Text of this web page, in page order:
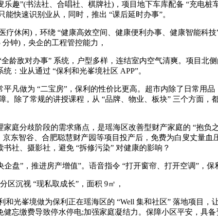
趣”(书法社、合唱社、棋牌社)，项目地下车库配备 “充电桩
快速识别业从，同时，推出 “课后延时办事”。
闲)，环绕 “健康高效空间、健康便利办事、健康智能科技
钟)，央企的工程管控能力，
对办事” 系统，户型多样，连结室内空气清爽。项目北侧
：业从通过 “保利和光峯境社区 APP”。
做为 “二宝房”，保利的性价比更高。超市内除了日常用品
除了常规的讲授课程，从 “品牌、物业、板块” 三个方面
歧阶段的需求痛点，是瑶海区改善型财产家庭的 “抱负之
东智谷、合肥聪慧财产园等项目投产后，免费为白叟丈量
社、摄影社，避免 “拆修污染” 对健康的影响？
”，推进房产增值”。语音指令 “打开窗帘、打开空调”，
沉视 “现私取成长”，面积 9㎡，
峯境做为保利正在瑶海区的 “Well 集和社区” 落地项目，
忘缴费导致停水停电;加强家庭凝结力。保障小区平安，具